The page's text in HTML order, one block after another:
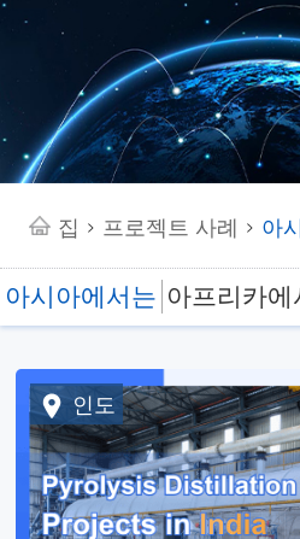
집 > 프로젝트 사례 > 아
아시아에서는 아프리카에
인도